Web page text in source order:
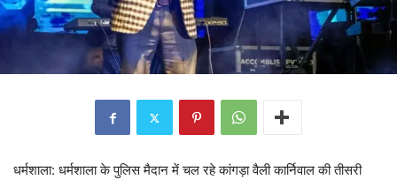
धर्मशाला: धर्मशाला के पुलिस मैदान में चल रहे कांगड़ा वैली कार्निवाल की तीसरी